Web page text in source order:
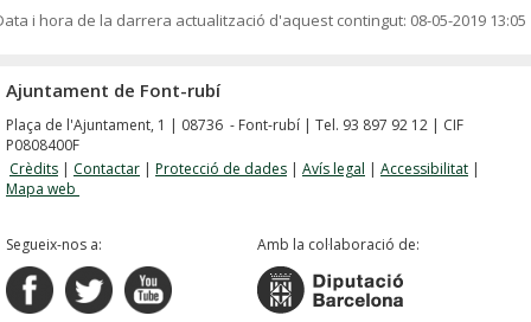
i hora de la darrera actualització d'aquest contingut: 08-05-2019 13:05
Ajuntament de Font-rubí
Plaça de l'Ajuntament, 1 | 08736 - Font-rubí | Tel. 93 897 92 12 | CIF
P0808400F
Crèdits | Contactar | Protecció de dades | Avís legal | Accessibilitat |
Mapa web
Segueix-nos a: Amb la col·laboració de: